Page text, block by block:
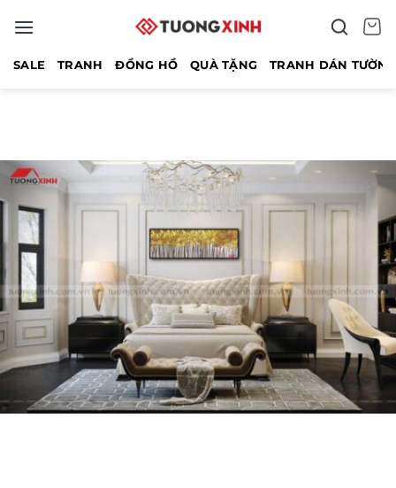
qua
SALE TRANH ĐỒNG HỒ QUÀ TẶNG TRANH DÁN